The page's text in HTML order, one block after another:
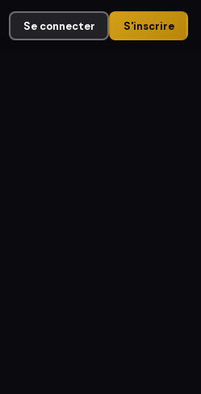
Se connecter S'inscrire